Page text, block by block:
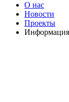
О нас
Новости
Проекты
Информация